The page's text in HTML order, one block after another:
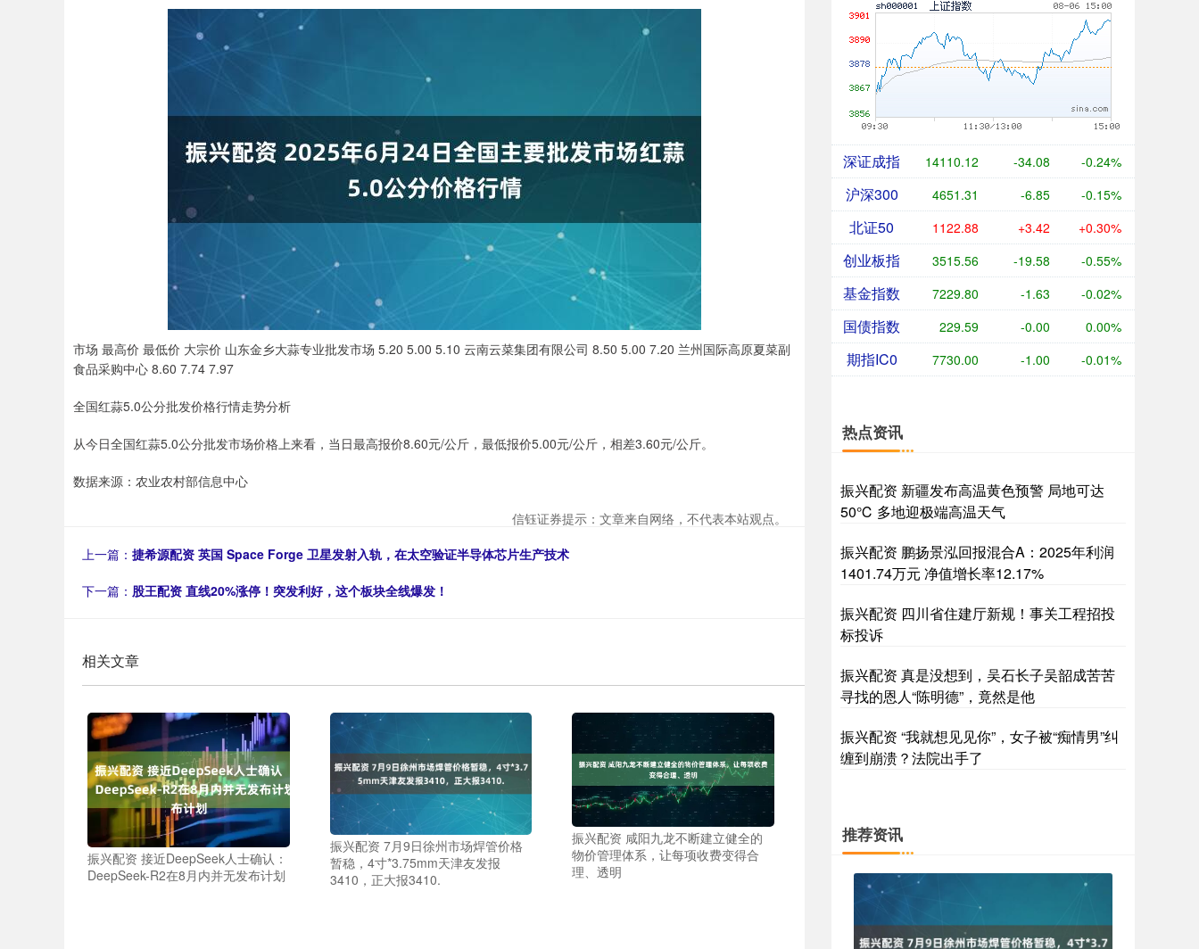
市场 最高价 最低价 大宗价 山东金乡大蒜专业批发市场 5.20 5.00 5.10 云南云菜集团有限公司 8.50 5.00 7.20 兰州国际高原夏菜副
食品采购中心 8.60 7.74 7.97
全国红蒜5.0公分批发价格行情走势分析
从今日全国红蒜5.0公分批发市场价格上来看，当日最高报价8.60元/公斤，最低报价5.00元/公斤，相差3.60元/公斤。
数据来源：农业农村部信息中心
信钰证券提示：文章来自网络，不代表本站观点。
上一篇： 捷希源配资 英国 Space Forge 卫星发射入轨，在太空验证半导体芯片生产技术
下一篇： 股王配资 直线20%涨停！突发利好，这个板块全线爆发！
相关文章
振兴配资 接近DeepSeek人士确认：
DeepSeek-R2在8月内并无发布计划
振兴配资 7月9日徐州市场焊管价格
暂稳，4寸*3.75mm天津友发报
3410，正大报3410.
振兴配资 咸阳九龙不断建立健全的
物价管理体系，让每项收费变得合
理、透明
深证成指 14110.12 -34.08 -0.24%
沪深300 4651.31 -6.85 -0.15%
北证50 1122.88 +3.42 +0.30%
创业板指 3515.56 -19.58 -0.55%
基金指数 7229.80 -1.63 -0.02%
国债指数 229.59 -0.00 0.00%
期指IC0 7730.00 -1.00 -0.01%
热点资讯
振兴配资 新疆发布高温黄色预警 局地可达
50℃ 多地迎极端高温天气
振兴配资 鹏扬景泓回报混合A：2025年利润
1401.74万元 净值增长率12.17%
振兴配资 四川省住建厅新规！事关工程招投
标投诉
振兴配资 真是没想到，吴石长子吴韶成苦苦
寻找的恩人“陈明德”，竟然是他
振兴配资 “我就想见见你”，女子被“痴情男”纠
缠到崩溃？法院出手了
推荐资讯